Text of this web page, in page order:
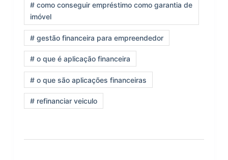
# como conseguir empréstimo como garantia de
imóvel
# gestão financeira para empreendedor
# o que é aplicação financeira
# o que são aplicações financeiras
# refinanciar veiculo